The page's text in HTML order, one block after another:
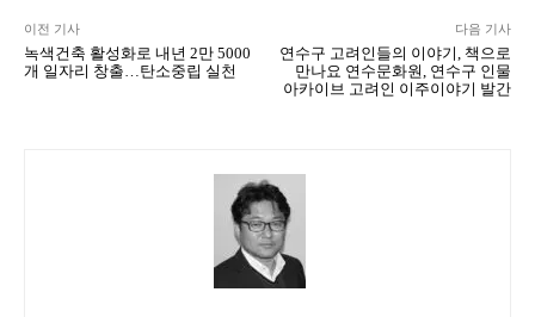
이전 기사
녹색건축 활성화로 내년 2만 5000
개 일자리 창출…탄소중립 실천
다음 기사
연수구 고려인들의 이야기, 책으로
만나요 연수문화원, 연수구 인물
아카이브 고려인 이주이야기 발간